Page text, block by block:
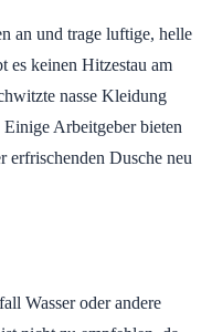
an und trage luftige, helle
es keinen Hitzestau am
nasse Kleidung
Einige Arbeitgeber bieten
erfrischenden Dusche neu
Wasser oder andere